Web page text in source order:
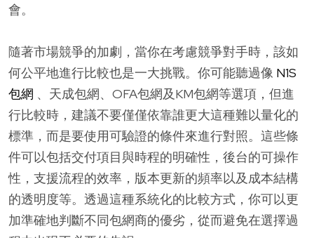
會。
隨著市場競爭的加劇，當你在考慮競爭對手時，該如
何公平地進行比較也是一大挑戰。你可能聽過像 N1S
包網 、天成包網、OFA包網及KM包網等選項，但進
行比較時，建議不要僅僅依靠誰更大這種難以量化的
標準，而是要使用可驗證的條件來進行對照。這些條
件可以包括交付項目與時程的明確性，後台的可操作
性，支援流程的效率，版本更新的頻率以及成本結構
的透明度等。透過這種系統化的比較方式，你可以更
加準確地判斷不同包網商的優劣，從而避免在選擇過